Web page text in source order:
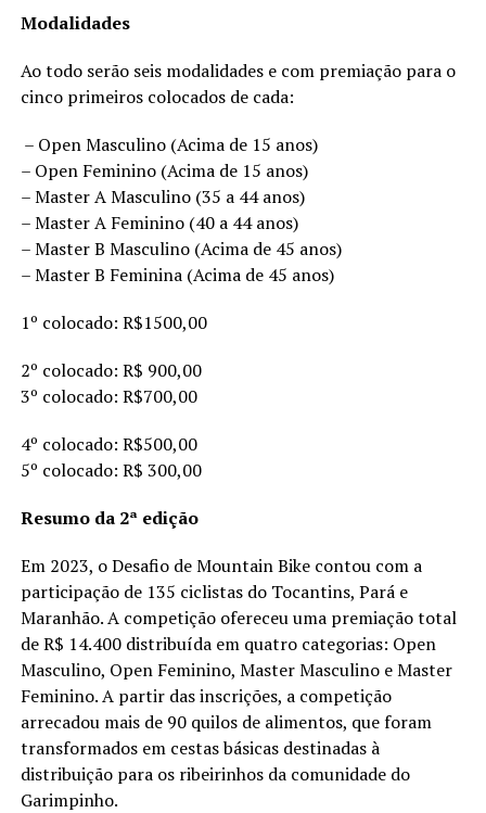
Modalidades
Ao todo serão seis modalidades e com premiação para o
cinco primeiros colocados de cada:
– Open Masculino (Acima de 15 anos)
– Open Feminino (Acima de 15 anos)
– Master A Masculino (35 a 44 anos)
– Master A Feminino (40 a 44 anos)
– Master B Masculino (Acima de 45 anos)
– Master B Feminina (Acima de 45 anos)
1º colocado: R$1500,00
2º colocado: R$ 900,00
3º colocado: R$700,00
4º colocado: R$500,00
5º colocado: R$ 300,00
Resumo da 2ª edição
Em 2023, o Desafio de Mountain Bike contou com a
participação de 135 ciclistas do Tocantins, Pará e
Maranhão. A competição ofereceu uma premiação total
de R$ 14.400 distribuída em quatro categorias: Open
Masculino, Open Feminino, Master Masculino e Master
Feminino. A partir das inscrições, a competição
arrecadou mais de 90 quilos de alimentos, que foram
transformados em cestas básicas destinadas à
distribuição para os ribeirinhos da comunidade do
Garimpinho.